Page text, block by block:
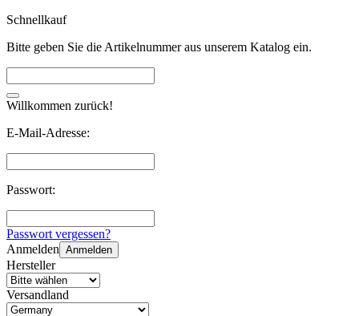
Schnellkauf
Bitte geben Sie die Artikelnummer aus unserem Katalog ein.
Willkommen zurück!
E-Mail-Adresse:
Passwort:
Passwort vergessen?
Anmelden Anmelden
Hersteller
Versandland